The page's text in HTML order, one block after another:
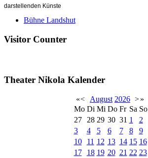
darstellenden Künste
Bühne Landshut
Visitor Counter
Theater Nikola Kalender
«< August 2026 >»
Mo Di Mi Do Fr Sa So
27
28 29 30 31 1
2
3
4 5 6 7 8
9
10
11 12 13 14 15 16
17
18 19 20 21 22 23